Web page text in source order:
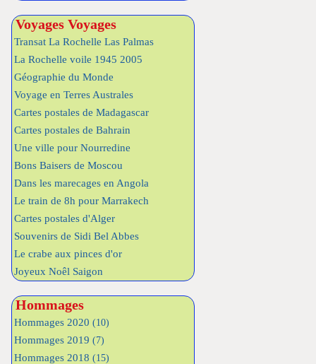
Voyages Voyages
Transat La Rochelle Las Palmas
La Rochelle voile 1945 2005
Géographie du Monde
Voyage en Terres Australes
Cartes postales de Madagascar
Cartes postales de Bahrain
Une ville pour Nourredine
Bons Baisers de Moscou
Dans les marecages en Angola
Le train de 8h pour Marrakech
Cartes postales d'Alger
Souvenirs de Sidi Bel Abbes
Le crabe aux pinces d'or
Joyeux Noêl Saigon
Hommages
Hommages 2020 (10)
Hommages 2019 (7)
Hommages 2018 (15)